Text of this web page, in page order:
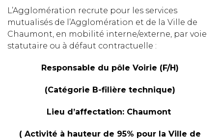
L’Agglomération recrute pour les services
mutualisés de l’Agglomération et de la Ville de
Chaumont, en mobilité interne/externe, par voie
statutaire ou à défaut contractuelle :
Responsable du pôle Voirie (F/H)
(Catégorie B-filière technique)
Lieu d’affectation: Chaumont
( Activité à hauteur de 95% pour la Ville de